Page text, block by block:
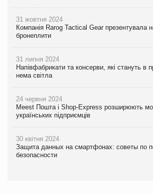
31 жовтня 2024
Компанія Rarog Tactical Gear презентувала
бронеплити
31 липня 2024
Напівфабрикати та консерви, які стануть в
нема світла
24 червня 2024
Meest Пошта і Shop-Express розширюють
українських підприємців
30 квітня 2024
Защита данных на смартфонах: советы по
безопасности